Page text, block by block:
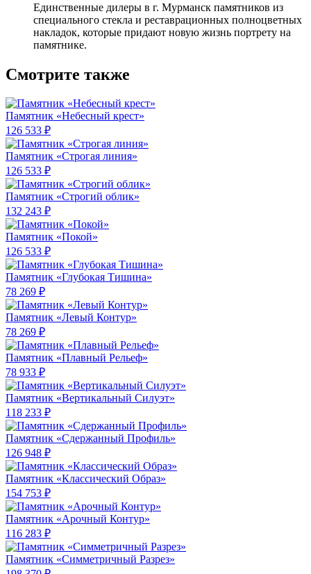
Единственные дилеры в г. Мурманск памятников из
специального стекла и реставрационных полноцветных
накладок, которые придают новую жизнь портрету на
памятнике.
Смотрите также
Памятник «Небесный крест»
126 533 ₽
Памятник «Строгая линия»
126 533 ₽
Памятник «Строгий облик»
132 243 ₽
Памятник «Покой»
126 533 ₽
Памятник «Глубокая Тишина»
78 269 ₽
Памятник «Левый Контур»
78 269 ₽
Памятник «Плавный Рельеф»
78 933 ₽
Памятник «Вертикальный Силуэт»
118 233 ₽
Памятник «Сдержанный Профиль»
126 948 ₽
Памятник «Классический Образ»
154 753 ₽
Памятник «Арочный Контур»
116 283 ₽
Памятник «Симметричный Разрез»